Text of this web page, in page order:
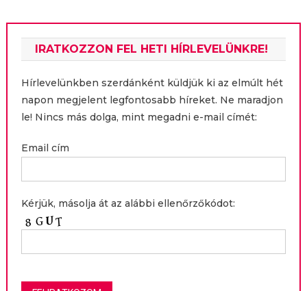
IRATKOZZON FEL HETI HÍRLEVELÜNKRE!
Hírlevelünkben szerdánként küldjük ki az elmúlt hét
napon megjelent legfontosabb híreket. Ne maradjon
le! Nincs más dolga, mint megadni e-mail címét:
Email cím
Kérjük, másolja át az alábbi ellenőrzőkódot: